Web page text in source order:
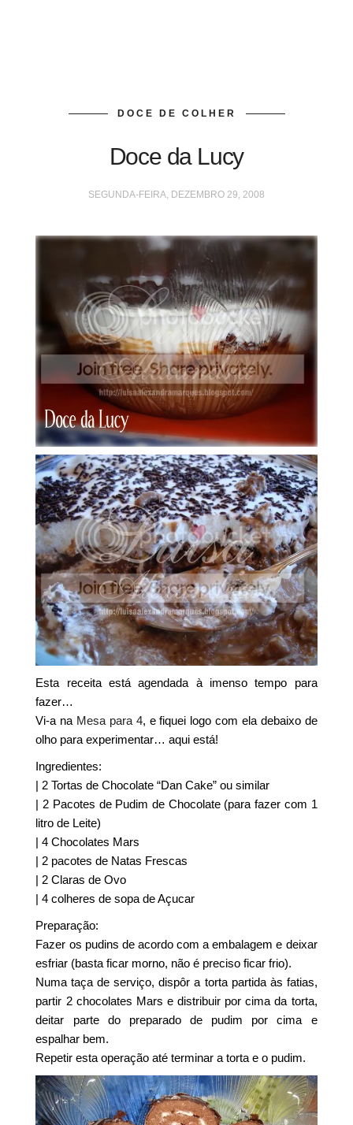
DOCE DE COLHER
Doce da Lucy
SEGUNDA-FEIRA, DEZEMBRO 29, 2008
Esta receita está agendada à imenso tempo para
fazer…
Vi-a na Mesa para 4, e fiquei logo com ela debaixo de
olho para experimentar… aqui está!
Ingredientes:
| 2 Tortas de Chocolate “Dan Cake” ou similar
| 2 Pacotes de Pudim de Chocolate (para fazer com 1
litro de Leite)
| 4 Chocolates Mars
| 2 pacotes de Natas Frescas
| 2 Claras de Ovo
| 4 colheres de sopa de Açucar
Preparação:
Fazer os pudins de acordo com a embalagem e deixar
esfriar (basta ficar morno, não é preciso ficar frio).
Numa taça de serviço, dispôr a torta partida às fatias,
partir 2 chocolates Mars e distribuir por cima da torta,
deitar parte do preparado de pudim por cima e
espalhar bem.
Repetir esta operação até terminar a torta e o pudim.